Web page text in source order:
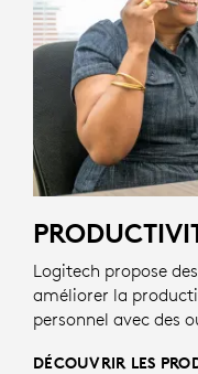
Logitech propose
améliorer la
personnel avec des
DÉCOUVRIR LES